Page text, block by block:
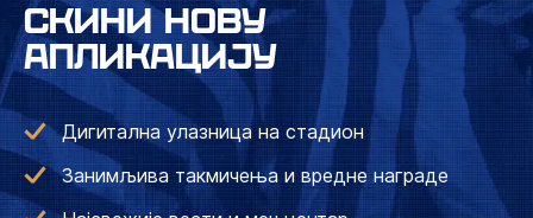
СКИНИ НОВУ
АПЛИКАЦИЈУ
Дигитална улазница на стадион
Занимљива такмичења и вредне награде